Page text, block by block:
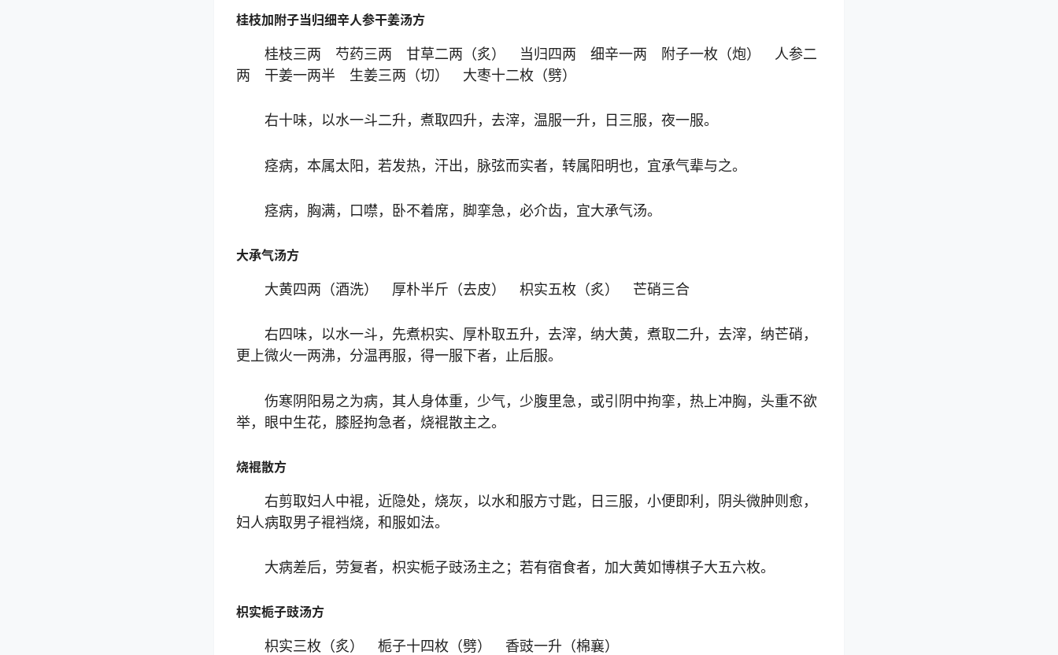
桂枝加附子当归细辛人参干姜汤方
桂枝三两 芍药三两 甘草二两（炙） 当归四两 细辛一两 附子一枚（炮） 人参二
两 干姜一两半 生姜三两（切） 大枣十二枚（劈）
右十味，以水一斗二升，煮取四升，去滓，温服一升，日三服，夜一服。
痉病，本属太阳，若发热，汗出，脉弦而实者，转属阳明也，宜承气辈与之。
痉病，胸满，口噤，卧不着席，脚挛急，必介齿，宜大承气汤。
大承气汤方
大黄四两（酒洗） 厚朴半斤（去皮） 枳实五枚（炙） 芒硝三合
右四味，以水一斗，先煮枳实、厚朴取五升，去滓，纳大黄，煮取二升，去滓，纳芒硝，
更上微火一两沸，分温再服，得一服下者，止后服。
伤寒阴阳易之为病，其人身体重，少气，少腹里急，或引阴中拘挛，热上冲胸，头重不欲
举，眼中生花，膝胫拘急者，烧裩散主之。
烧裩散方
右剪取妇人中裩，近隐处，烧灰，以水和服方寸匙，日三服，小便即利，阴头微肿则愈，
妇人病取男子裩裆烧，和服如法。
大病差后，劳复者，枳实栀子豉汤主之；若有宿食者，加大黄如博棋子大五六枚。
枳实栀子豉汤方
枳实三枚（炙） 栀子十四枚（劈） 香豉一升（棉襄）